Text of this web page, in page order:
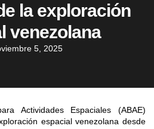
la exploración
venezolana
5, 2025
Actividades Espaciales (ABAE)
espacial venezolana desde